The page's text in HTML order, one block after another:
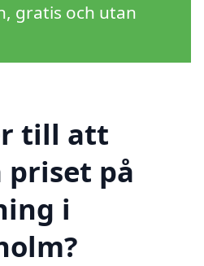
gratis och utan
till att
priset på
i